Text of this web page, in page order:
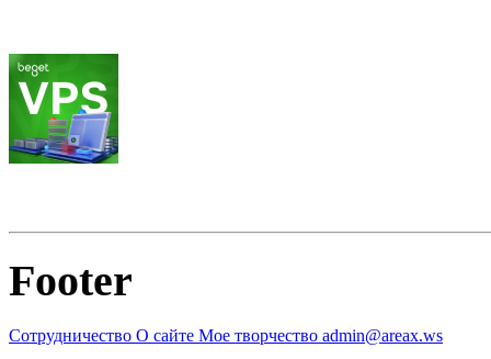
Footer
Сотрудничество О сайте Мое творчество admin@areax.ws